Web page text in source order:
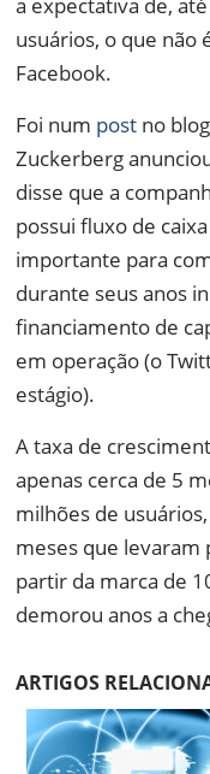
usuários, o que não
Facebook.
Foi num post no
Zuckerberg
disse que a
possui fluxo de
importante para
durante seus anos
financiamento de
em operação (o
estágio).
A taxa de
apenas cerca de 5
milhões de
meses que levaram
partir da marca de
demorou anos a
ARTIGOS